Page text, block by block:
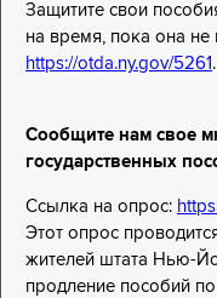
Защитите свои
на время, пока она не
https://otda.ny.gov/5261 .
Сообщите нам свое
государственных
Ссылка на опрос:
Этот опрос
жителей штата Нью-
продление пособий